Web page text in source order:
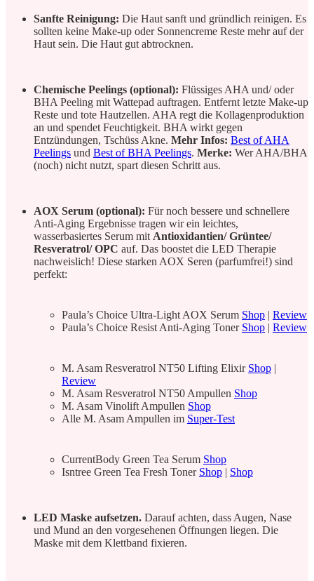
Sanfte Reinigung: Die Haut sanft und gründlich reinigen. Es
sollten keine Make-up oder Sonnencreme Reste mehr auf der
Haut sein. Die Haut gut abtrocknen.
Chemische Peelings (optional): Flüssiges AHA und/ oder
BHA Peeling mit Wattepad auftragen. Entfernt letzte Make-up
Reste und tote Hautzellen. AHA regt die Kollagenproduktion
an und spendet Feuchtigkeit. BHA wirkt gegen
Entzündungen, Tschüss Akne. Mehr Infos: Best of AHA
Peelings und Best of BHA Peelings. Merke: Wer AHA/BHA
(noch) nicht nutzt, spart diesen Schritt aus.
AOX Serum (optional): Für noch bessere und schnellere
Anti-Aging Ergebnisse tragen wir ein leichtes,
wasserbasiertes Serum mit Antioxidantien/ Grüntee/
Resveratrol/ OPC auf. Das boostet die LED Therapie
nachweislich! Diese starken AOX Seren (parfumfrei!) sind
perfekt:
Paula’s Choice Ultra-Light AOX Serum Shop | Review
Paula’s Choice Resist Anti-Aging Toner Shop | Review
M. Asam Resveratrol NT50 Lifting Elixir Shop |
Review
M. Asam Resveratrol NT50 Ampullen Shop
M. Asam Vinolift Ampullen Shop
Alle M. Asam Ampullen im Super-Test
CurrentBody Green Tea Serum Shop
Isntree Green Tea Fresh Toner Shop | Shop
LED Maske aufsetzen. Darauf achten, dass Augen, Nase
und Mund an den vorgesehenen Öffnungen liegen. Die
Maske mit dem Klettband fixieren.